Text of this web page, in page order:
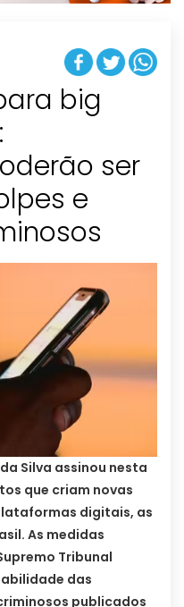
big
ser
e
Silva assinou nesta
que criam novas
digitais, as
As medidas
Tribunal
das
publicados